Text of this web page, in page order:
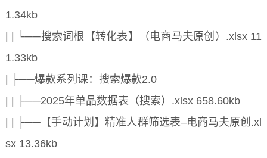
1.34kb
| | └──搜索词根【转化表】（电商马夫原创）.xlsx 11
1.33kb
| ├──爆款系列课：搜索爆款2.0
| | ├──2025年单品数据表（搜索）.xlsx 658.60kb
| | ├──【手动计划】精准人群筛选表–电商马夫原创.xl
sx 13.36kb